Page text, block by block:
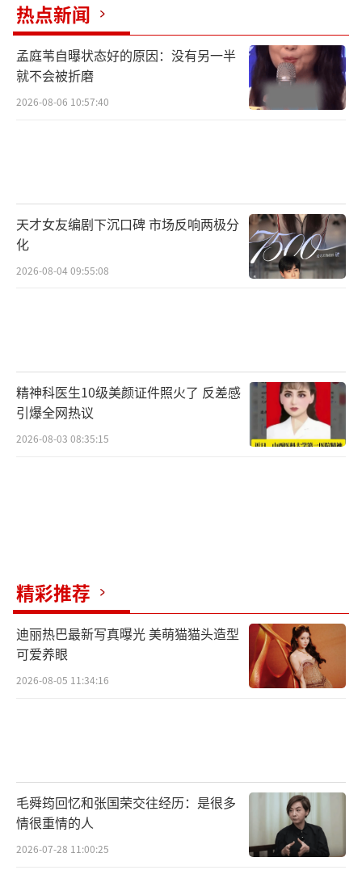
热点新闻
孟庭苇自曝状态好的原因：没有另一半
就不会被折磨
2026-08-06 10:57:40
天才女友编剧下沉口碑 市场反响两极分
化
2026-08-04 09:55:08
精神科医生10级美颜证件照火了 反差感
引爆全网热议
2026-08-03 08:35:15
精彩推荐
迪丽热巴最新写真曝光 美萌猫猫头造型
可爱养眼
2026-08-05 11:34:16
毛舜筠回忆和张国荣交往经历：是很多
情很重情的人
2026-07-28 11:00:25